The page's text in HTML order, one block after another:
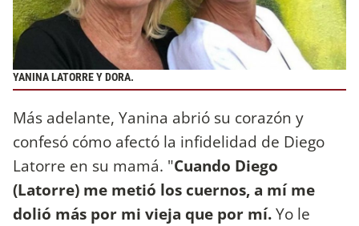
YANINA LATORRE Y DORA.
Más adelante, Yanina abrió su corazón y
confesó cómo afectó la infidelidad de Diego
Latorre en su mamá. "Cuando Diego
(Latorre) me metió los cuernos, a mí me
dolió más por mi vieja que por mí.Yo le